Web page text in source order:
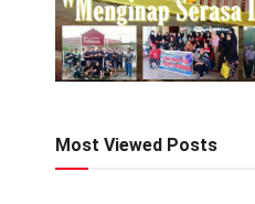
Most Viewed Posts